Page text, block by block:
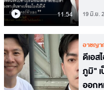
11.54 19 มิ.ย.
อาชญา
ดีเอ
ภูมิ"
ออก